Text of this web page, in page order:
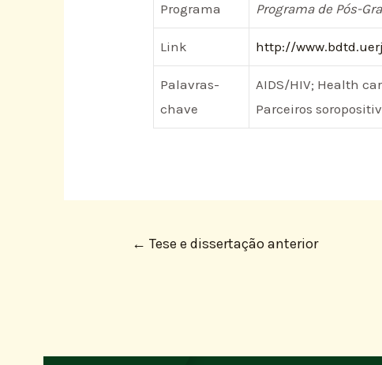
Programa Programa de Pós-
Link http://
Palavras-
chave
AIDS/HIV; Health
Parceiros
← Tese e dissertação anterior